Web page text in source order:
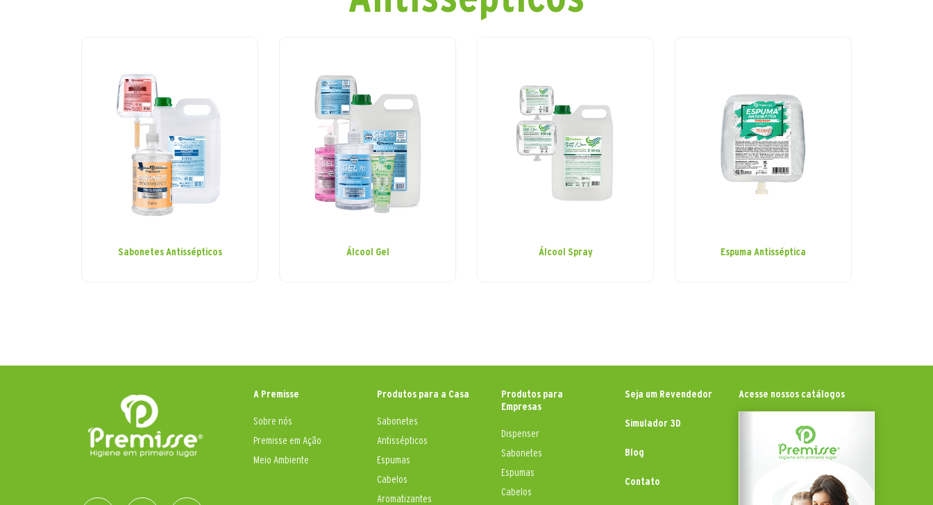
Sabonetes Antissépticos Álcool Gel Álcool Spray Espuma Antisséptica
A Premisse
Sobre nós
Premisse em Ação
Meio Ambiente
Produtos para a Casa
Sabonetes
Antissépticos
Espumas
Cabelos
Aromatizantes
Produtos para
Empresas
Dispenser
Sabonetes
Espumas
Cabelos
Seja um Revendedor
Simulador 3D
Blog
Contato
Acesse nossos catálogos